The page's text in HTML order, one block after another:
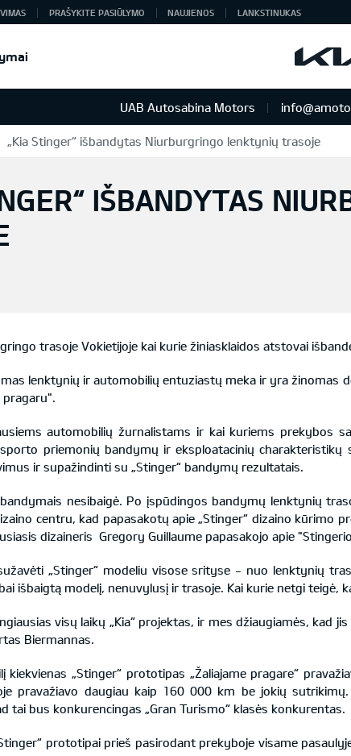
PRAŠYKITE PASIŪLYMO NAUJIENOS LANKSTINUKAS
UAB Autosabina Motors
| KIA modeliai | KIA Auto išskirtiniam
„Kia Stinger“ išbandytas Niurburgringo lenktynių trasoje
IŠBANDYTAS
trasoje Vokietijoje kai kurie žiniasklaidos atstovai
lenktynių ir automobilių entuziastų meka ir yra žinomas
pragaru".
automobilių žurnalistams ir kai kuriems prekybos
priemonių bandymų ir eksploatacinių
ir supažindinti su „Stinger“ bandymų rezultatais.
nesibaigė. Po įspūdingos bandymų lenktynių
centru, kad papasakotų apie „Stinger“ dizaino kūrimo
dizaineris Gregory Guillaume papasakojo apie
„Stinger“ modeliu visose srityse - nuo lenktynių
išbaigtą modelį, nenuvylusį ir trasoje. Kai kurie netgi teigė,
visų laikų „Kia“ projektas, ir mes džiaugiamės, kad
Biermannas.
kiekvienas „Stinger“ prototipas „Žaliajame pragare“
pravažiavo daugiau kaip 160 000 km be jokių
tai bus konkurencingas „Gran Turismo“ klasės konkurentas.
prototipai prieš pasirodant prekyboje visame